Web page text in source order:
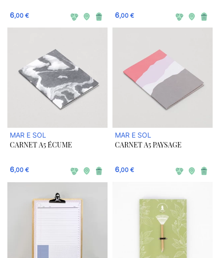
6,00 € 6,00 €
MAR E SOL
CARNET A5 ÉCUME
6,00 €
MAR E SOL
CARNET A5 PAYSAGE
6,00 €